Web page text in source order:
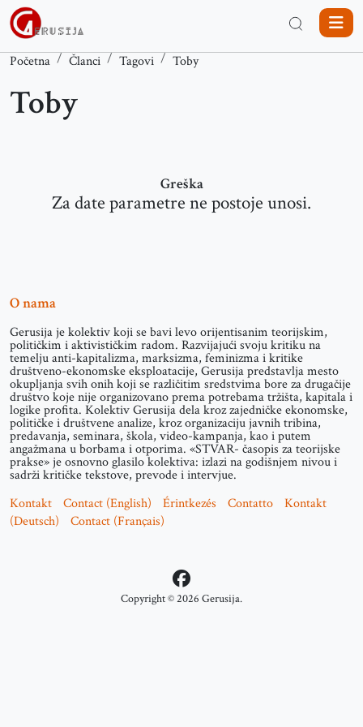
Početna Članci Tagovi Toby
Toby
Greška
Za date parametre ne postoje unosi.
O nama
Gerusija je kolektiv koji se bavi levo orijentisanim teorijskim,
političkim i aktivističkim radom. Razvijajući svoju kritiku na
temelju anti-kapitalizma, marksizma, feminizma i kritike
društveno-ekonomske eksploatacije, Gerusija predstavlja mesto
okupljanja svih onih koji se različitim sredstvima bore za drugačije
društvo koje nije organizovano prema potrebama tržišta, kapitala i
logike profita. Kolektiv Gerusija dela kroz zajedničke ekonomske,
političke i društvene analize, kroz organizaciju javnih tribina,
predavanja, seminara, škola, video-kampanja, kao i putem
angažmana u borbama i otporima. «STVAR- časopis za teorijske
prakse» je osnovno glasilo kolektiva: izlazi na godišnjem nivou i
sadrži kritičke tekstove, prevode i intervjue.
Kontakt
Contact (English) Érintkezés Contatto
Kontakt
(Deutsch)
Contact (Français)
Copyright © 2026 Gerusija.